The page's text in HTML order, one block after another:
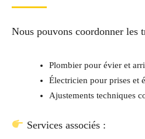
Nous pouvons coordonner les
Plombier pour évier et
Électricien pour prises et
Ajustements techniques
Services associés :